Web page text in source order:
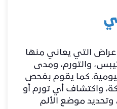
التي يعاني منها
والتورم، ومدى
كما يقوم بفحص
واكتشاف أي تورم أو
موضع الألم